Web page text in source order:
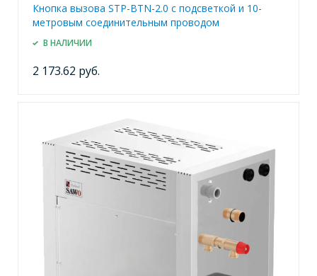
Кнопка вызова STP-BTN-2.0 с подсветкой и 10-
метровым соединительным проводом
В НАЛИЧИИ
2 173.62 руб.